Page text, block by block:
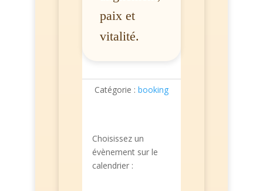
paix et
vitalité.
Catégorie : booking
Choisissez un
évènement sur le
calendrier :